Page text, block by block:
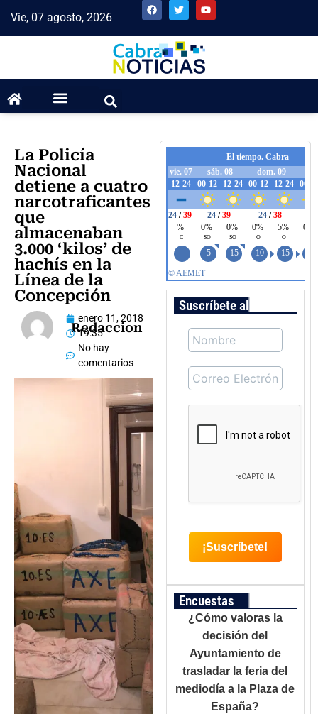
Vie, 07 agosto, 2026
La Policía
Nacional
detiene a cuatro
narcotraficantes
que
almacenaban
3.000 ‘kilos’ de
hachís en la
Línea de la
Concepción
Redaccion
enero 11, 2018
19:35
No hay
comentarios
Suscríbete al boletín
Encuestas
¿Cómo valoras la
decisión del
Ayuntamiento de
trasladar la feria del
mediodía a la Plaza de
España?